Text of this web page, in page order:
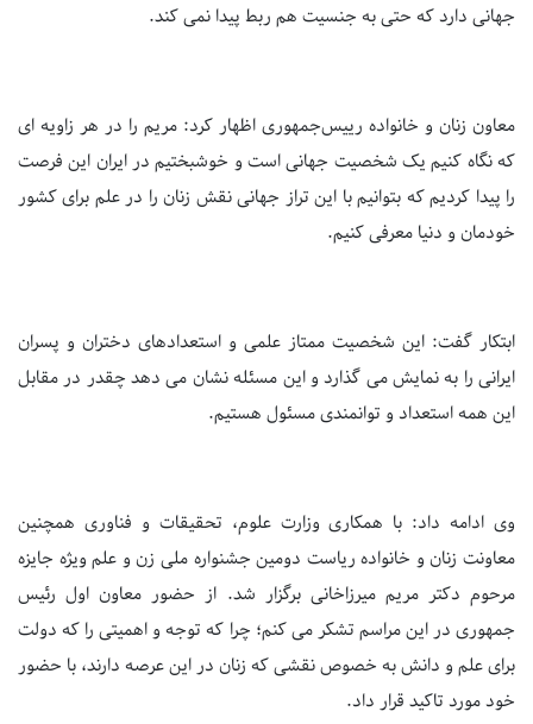
جهانی دارد که حتی به جنسیت هم ربط پیدا نمی کند.
معاون زنان و خانواده رییس‌جمهوری اظهار کرد: مریم را در هر زاویه ای
که نگاه کنیم یک شخصیت جهانی است و خوشبختیم در ایران این فرصت
را پیدا کردیم که بتوانیم با این تراز جهانی نقش زنان را در علم برای کشور
خودمان و دنیا معرفی کنیم.
ابتکار گفت: این شخصیت ممتاز علمی و استعدادهای دختران و پسران
ایرانی را به نمایش می گذارد و این مسئله نشان می دهد چقدر در مقابل
این همه استعداد و توانمندی مسئول هستیم.
وی ادامه داد: با همکاری وزارت علوم، تحقیقات و فناوری همچنین
معاونت زنان و خانواده ریاست دومین جشنواره ملی زن و علم ویژه جایزه
مرحوم دکتر مریم میرزاخانی برگزار شد. از حضور معاون اول رئیس
جمهوری در این مراسم تشکر می کنم؛ چرا که توجه و اهمیتی را که دولت
برای علم و دانش به خصوص نقشی که زنان در این عرصه دارند، با حضور
خود مورد تاکید قرار داد.